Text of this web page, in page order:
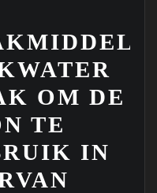
OM DE
TE
IN